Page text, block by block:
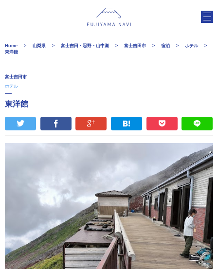
Home 山梨県 富士吉田・忍野・山中湖 富士吉田市 宿泊
ホテル
東洋館
富士吉田市
ホテル
東洋館